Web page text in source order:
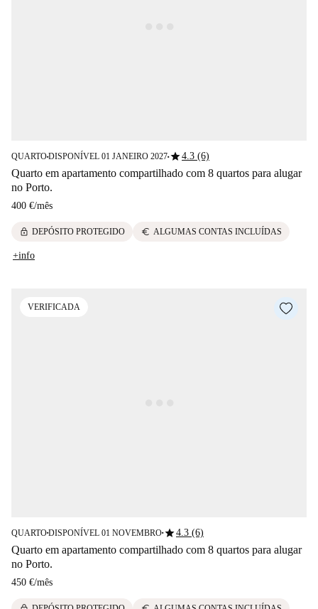
QUARTO■DISPONÍVEL 01 JANEIRO 2027■star4.3 (6)
Quarto em apartamento compartilhado com 8 quartos para alugar
no Porto.
400 €/mês
lock DEPÓSITO PROTEGIDO euro ALGUMAS CONTAS INCLUÍDAS
+info
VERIFICADA
QUARTO■DISPONÍVEL 01 NOVEMBRO■star4.3 (6)
Quarto em apartamento compartilhado com 8 quartos para alugar
no Porto.
450 €/mês